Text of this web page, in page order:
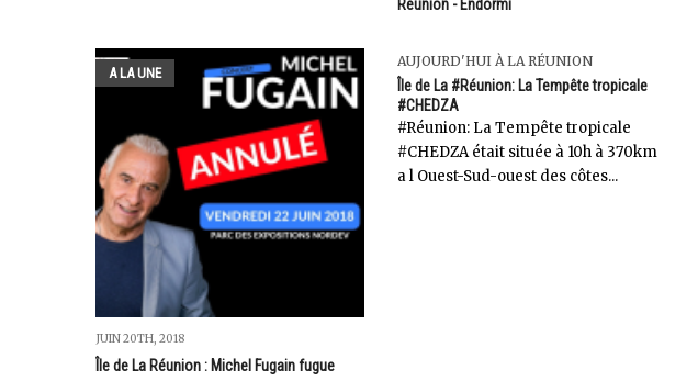
Réunion - Endormi
A LA UNE
JUIN 20TH, 2018
Île de La Réunion : Michel Fugain fugue
AUJOURD'HUI À LA RÉUNION
Île de La #Réunion: La Tempête tropicale
#CHEDZA
#Réunion: La Tempête tropicale
#CHEDZA était située à 10h à 370km
a l Ouest-Sud-ouest des côtes...